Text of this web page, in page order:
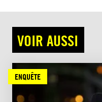
VOIR AUSSI
ENQUÊTE